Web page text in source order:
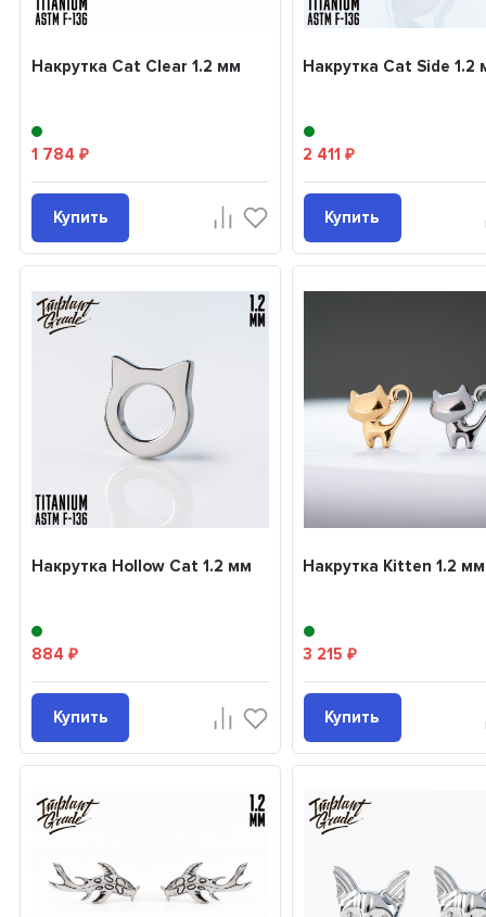
Накрутка Cat Clear 1.2 мм
1 784₽
Купить
Накрутка Cat Side 1.2
2 411₽
Купить
Накрутка Hollow Cat 1.2 мм
884₽
Купить
Накрутка Kitten 1.2 мм
3 215₽
Купить